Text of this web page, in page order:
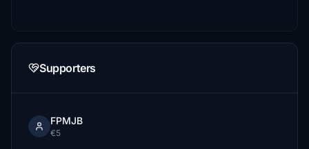
Supporters
FPMJB
€5